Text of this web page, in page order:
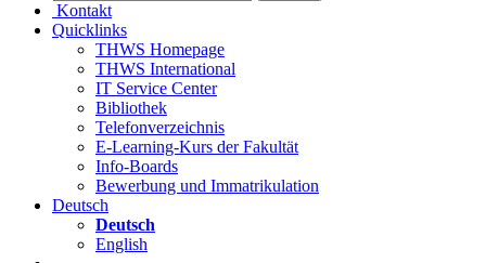
Kontakt
Quicklinks
THWS Homepage
THWS International
IT Service Center
Bibliothek
Telefonverzeichnis
E-Learning-Kurs der Fakultät
Info-Boards
Bewerbung und Immatrikulation
Deutsch
Deutsch
English